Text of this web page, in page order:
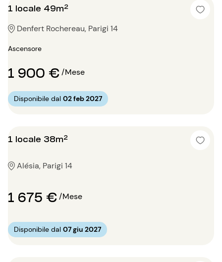
1 locale 49m²
Denfert Rochereau, Parigi 14
Ascensore
1 900 €/Mese
Disponibile dal 02 feb 2027
1 locale 38m²
Alésia, Parigi 14
1 675 €/Mese
Disponibile dal 07 giu 2027